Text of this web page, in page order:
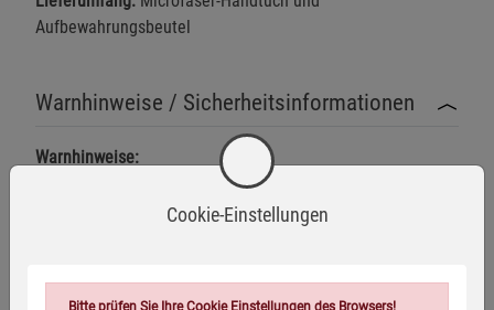
Aufbewahrungsbeutel
Warnhinweise / Sicherheitsinformationen
Warnhinweise:
Kein direkter Kontakt mit offenen Flammen oder heißen
Herstellerinformationen
Cookie-Einstellungen
Bitte prüfen Sie Ihre Cookie Einstellungen des Browsers!